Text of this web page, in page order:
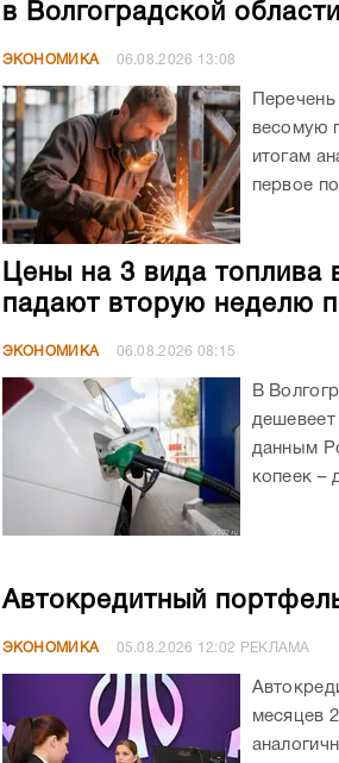
в Волгоградской области
ЭКОНОМИКА 06.08.2026 13:08
весомую
итогам
первое
Цены на 3 вида топлива
падают вторую неделю
ЭКОНОМИКА 06.08.2026 08:15
В
данным
копеек –
Автокредитный
ЭКОНОМИКА 05.08.2026 12:02 РЕКЛАМА
месяцев